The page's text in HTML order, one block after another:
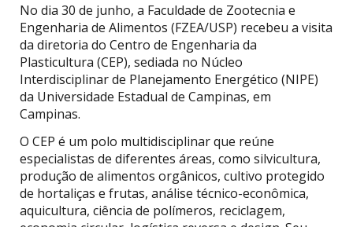
No dia 30 de junho, a Faculdade de Zootecnia e
Engenharia de Alimentos (FZEA/USP) recebeu a visita
da diretoria do Centro de Engenharia da
Plasticultura (CEP), sediada no Núcleo
Interdisciplinar de Planejamento Energético (NIPE)
da Universidade Estadual de Campinas, em
Campinas.
O CEP é um polo multidisciplinar que reúne
especialistas de diferentes áreas, como silvicultura,
produção de alimentos orgânicos, cultivo protegido
de hortaliças e frutas, análise técnico-econômica,
aquicultura, ciência de polímeros, reciclagem,